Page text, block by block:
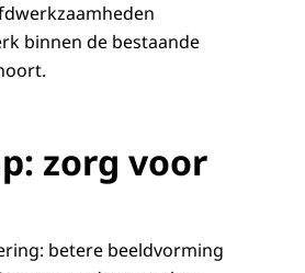
binnen de bestaande
zorg voor
betere beeldvorming